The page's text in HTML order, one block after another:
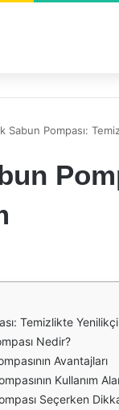
Sabun Pompası:
Temizlikte
Nedir?
Avantajları
Kullanım
Seçerken